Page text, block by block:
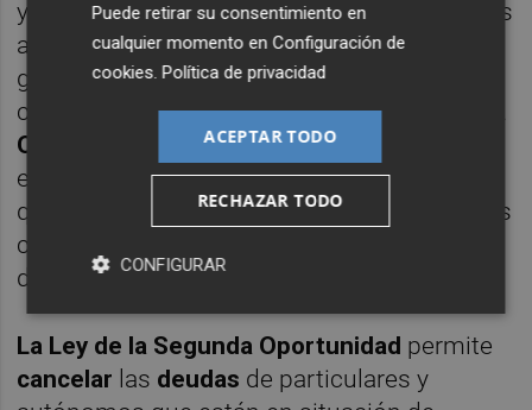
ya es una realidad en todas las comunidades
autónomas de España. “Hemos realizado
grandes inversiones tanto en tecnología
como en dar a conocerla Ley de la Segunda
Oportunidad
, todo ello tratando de tener un
enfoque humano orientado al cliente puesto
que es fundamental considerar que estamos
con personas que han vivido historias muy
dolorosas”, explican desde el despacho.
La Ley de la Segunda Oportunidad permite
cancelar las deudas de particulares y
Puede retirar su consentimiento en
cualquier momento enConfiguración de
cookies.Política de privacidad
ACEPTAR TODO
RECHAZAR TODO
CONFIGURAR